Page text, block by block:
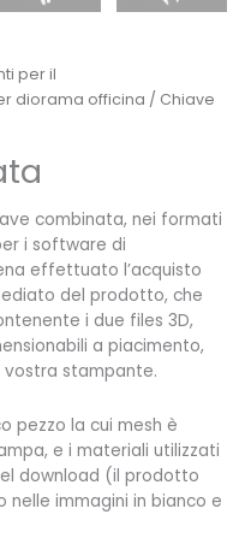
per il
diorama officina / Chiave
combinata, nei formati
i software di
effettuato l’acquisto
del prodotto, che
i due files 3D,
a piacimento,
stampante.
pezzo la cui mesh è
e i materiali utilizzati
download (il prodotto
immagini in bianco e